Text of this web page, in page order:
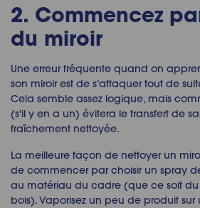
2. Commencez
du miroir
Une erreur fréquente quand on
son miroir est de s’attaquer tout de
Cela semble assez logique, mais
(s'il y en a un) évitera le transfert de
fraîchement nettoyée.
La meilleure façon de nettoyer un
de commencer par choisir un spray
au matériau du cadre (que ce soit
bois). Vaporisez un peu de produit sur